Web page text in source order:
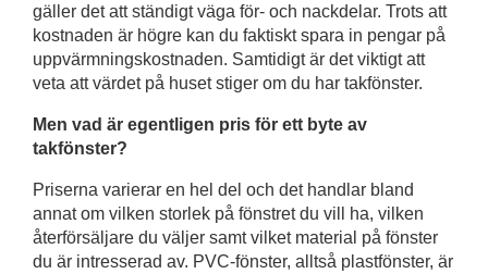
gäller det att ständigt väga för- och nackdelar. Trots att
kostnaden är högre kan du faktiskt spara in pengar på
uppvärmningskostnaden. Samtidigt är det viktigt att
veta att värdet på huset stiger om du har takfönster.
Men vad är egentligen pris för ett byte av
takfönster?
Priserna varierar en hel del och det handlar bland
annat om vilken storlek på fönstret du vill ha, vilken
återförsäljare du väljer samt vilket material på fönster
du är intresserad av. PVC-fönster, alltså plastfönster, är